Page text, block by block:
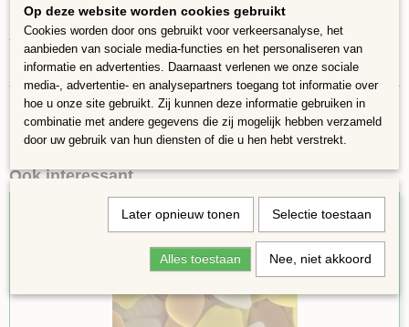
UVA- en vorstbestendig, kunnen binnen en buiten gebruikt worden
Zijn goed te combineren met onze Snippets steentjes e.d.
De foto is een voorbeeld, kleuren en vormen kunnen afwijken!!
Ook interessant
Op deze website worden cookies gebruikt
Cookies worden door ons gebruikt voor verkeersanalyse, het
aanbieden van sociale media-functies en het personaliseren van
informatie en advertenties. Daarnaast verlenen we onze sociale
media-, advertentie- en analysepartners toegang tot informatie over
hoe u onze site gebruikt. Zij kunnen deze informatie gebruiken in
combinatie met andere gegevens die zij mogelijk hebben verzameld
door uw gebruik van hun diensten of die u hen hebt verstrekt.
Later opnieuw tonen Selectie toestaan
Alles toestaan Nee, niet akkoord